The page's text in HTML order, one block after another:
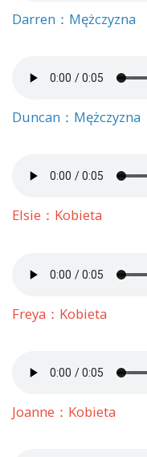
Darren：Mężczyzna
Duncan：Mężczyzna
Elsie：Kobieta
Freya：Kobieta
Joanne：Kobieta